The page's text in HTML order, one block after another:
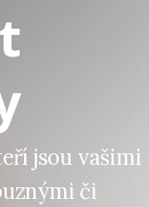
jsou vašimi
či